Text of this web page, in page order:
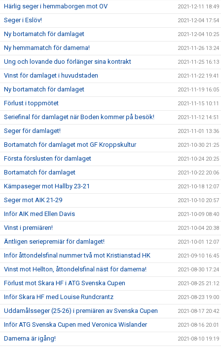
Härlig seger i hemmaborgen mot OV 2021-12-11 18:49
Seger i Eslöv! 2021-12-04 17:54
Ny bortamatch för damlaget 2021-12-04 10:25
Ny hemmamatch för damerna! 2021-11-26 13:24
Ung och lovande duo förlänger sina kontrakt 2021-11-25 16:13
Vinst för damlaget i huvudstaden 2021-11-22 19:41
Ny bortamatch för damlaget 2021-11-19 16:05
Förlust i toppmötet 2021-11-15 10:11
Seriefinal för damlaget när Boden kommer på besök! 2021-11-12 14:51
Seger för damlaget! 2021-11-01 13:36
Bortamatch för damlaget mot GF Kroppskultur 2021-10-30 21:25
Första förslusten för damlaget 2021-10-24 20:25
Bortamatch för damlaget 2021-10-22 20:06
Kämpaseger mot Hallby 23-21 2021-10-18 12:07
Seger mot AIK 21-29 2021-10-10 20:57
Inför AIK med Ellen Davis 2021-10-09 08:40
Vinst i premiären! 2021-10-04 20:38
Äntligen seriepremiär för damlaget! 2021-10-01 12:07
Inför åttondelsfinal nummer två mot Kristianstad HK 2021-09-10 16:45
Vinst mot Hellton, åttondelsfinal näst för damerna! 2021-08-30 17:24
Förlust mot Skara HF i ATG Svenska Cupen 2021-08-25 21:12
Inför Skara HF med Louise Rundcrantz 2021-08-23 19:00
Uddamålsseger (25-26) i premiären av Svenska Cupen 2021-08-17 20:42
Inför ATG Svenska Cupen med Veronica Wislander 2021-08-16 20:01
Damerna är igång! 2021-08-10 19:19